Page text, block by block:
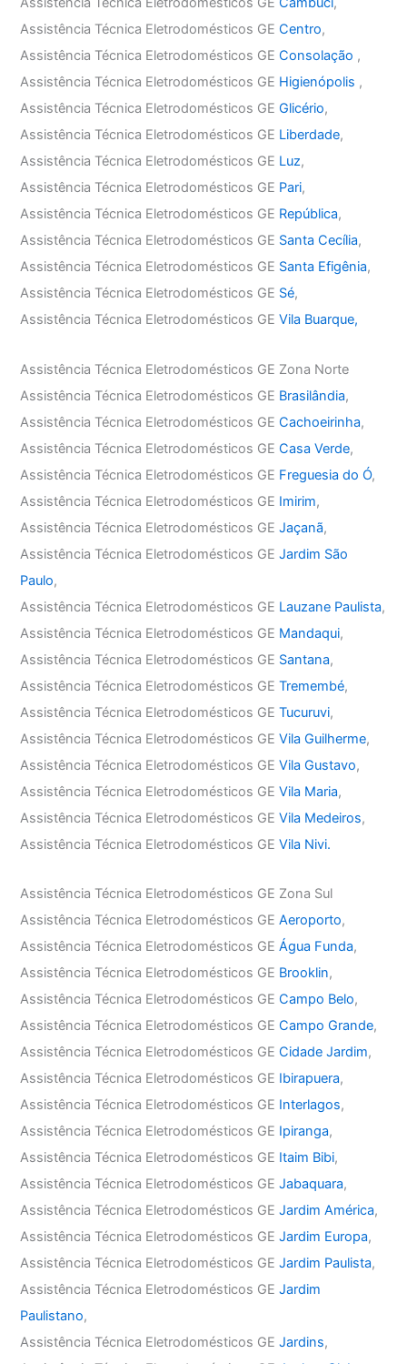
Assistência Técnica Eletrodomésticos GECentro,
Assistência Técnica Eletrodomésticos GEConsolação ,
Assistência Técnica Eletrodomésticos GE Higienópolis ,
Assistência Técnica Eletrodomésticos GEGlicério,
Assistência Técnica Eletrodomésticos GE Liberdade,
Assistência Técnica Eletrodomésticos GE Luz,
Assistência Técnica Eletrodomésticos GE Pari,
Assistência Técnica Eletrodomésticos GE República,
Assistência Técnica Eletrodomésticos GE Santa Cecília,
Assistência Técnica Eletrodomésticos GE Santa Efigênia,
Assistência Técnica Eletrodomésticos GE Sé,
Assistência Técnica Eletrodomésticos GEVila Buarque,
Assistência Técnica Eletrodomésticos GE Zona Norte
Assistência Técnica Eletrodomésticos GE Brasilândia,
Assistência Técnica Eletrodomésticos GECachoeirinha,
Assistência Técnica Eletrodomésticos GECasa Verde,
Assistência Técnica Eletrodomésticos GE Freguesia do Ó,
Assistência Técnica Eletrodomésticos GE Imirim,
Assistência Técnica Eletrodomésticos GEJaçanã,
Assistência Técnica Eletrodomésticos GEJardim São
Paulo,
Assistência Técnica Eletrodomésticos GE Lauzane Paulista,
Assistência Técnica Eletrodomésticos GE Mandaqui,
Assistência Técnica Eletrodomésticos GE Santana,
Assistência Técnica Eletrodomésticos GETremembé,
Assistência Técnica Eletrodomésticos GETucuruvi,
Assistência Técnica Eletrodomésticos GEVila Guilherme,
Assistência Técnica Eletrodomésticos GEVila Gustavo,
Assistência Técnica Eletrodomésticos GEVila Maria,
Assistência Técnica Eletrodomésticos GEVila Medeiros,
Assistência Técnica Eletrodomésticos GEVila Nivi.
Assistência Técnica Eletrodomésticos GE Zona Sul
Assistência Técnica Eletrodomésticos GEAeroporto,
Assistência Técnica Eletrodomésticos GEÁgua Funda,
Assistência Técnica Eletrodomésticos GE Brooklin,
Assistência Técnica Eletrodomésticos GECampo Belo,
Assistência Técnica Eletrodomésticos GECampo Grande,
Assistência Técnica Eletrodomésticos GECidade Jardim,
Assistência Técnica Eletrodomésticos GE Ibirapuera,
Assistência Técnica Eletrodomésticos GE Interlagos,
Assistência Técnica Eletrodomésticos GE Ipiranga,
Assistência Técnica Eletrodomésticos GE Itaim Bibi,
Assistência Técnica Eletrodomésticos GEJabaquara,
Assistência Técnica Eletrodomésticos GEJardim América,
Assistência Técnica Eletrodomésticos GEJardim Europa,
Assistência Técnica Eletrodomésticos GEJardim Paulista,
Assistência Técnica Eletrodomésticos GEJardim
Paulistano,
Assistência Técnica Eletrodomésticos GEJardins,